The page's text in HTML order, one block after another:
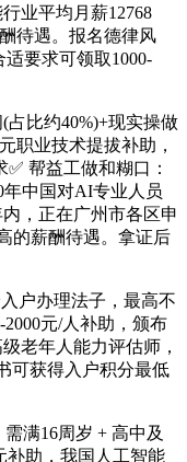
业平均月薪12768
待遇。报名德律风
要求可领取1000-
比约40%)+现实操做‌
职业技术提拔补助，
帮益工做和糊口：
中国对AI专业人员
，正在广州市各区申
的薪酬待遇。拿证后
户办理法子，最高不
元/人补助，颁布
老年人能力评估师，
可获得入户积分最低
满16周岁 + 高中及
补助，我国人工智能